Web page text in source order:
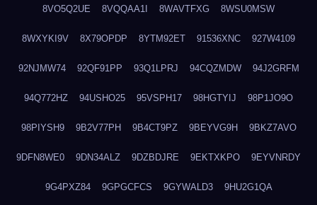
8VO5Q2UE 8VQQAA1I 8WAVTFXG 8WSU0MSW
8WXYKI9V 8X79OPDP 8YTM92ET 91536XNC 927W4109
92NJMW74 92QF91PP 93Q1LPRJ 94CQZMDW 94J2GRFM
94Q772HZ 94USHO25 95VSPH17 98HGTYIJ 98P1JO9O
98PIYSH9 9B2V77PH 9B4CT9PZ 9BEYVG9H 9BKZ7AVO
9DFN8WE0 9DN34ALZ 9DZBDJRE 9EKTXKPO 9EYVNRDY
9G4PXZ84 9GPGCFCS 9GYWALD3 9HU2G1QA